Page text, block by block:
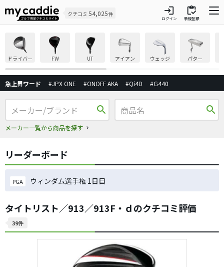
クチコミ 54,025件 login
ログイン
inventory
新規登録
ドライバー FW UT アイアン ウェッジ パター
急上昇ワード #JPX ONE #ONOFF AKA #Qi4D #G440
search
メーカー一覧から商品を探す
search
リーダーボード
PGA ウィンダム選手権 1日目
タイトリスト／913／913F・ｄのクチコミ評価
39件